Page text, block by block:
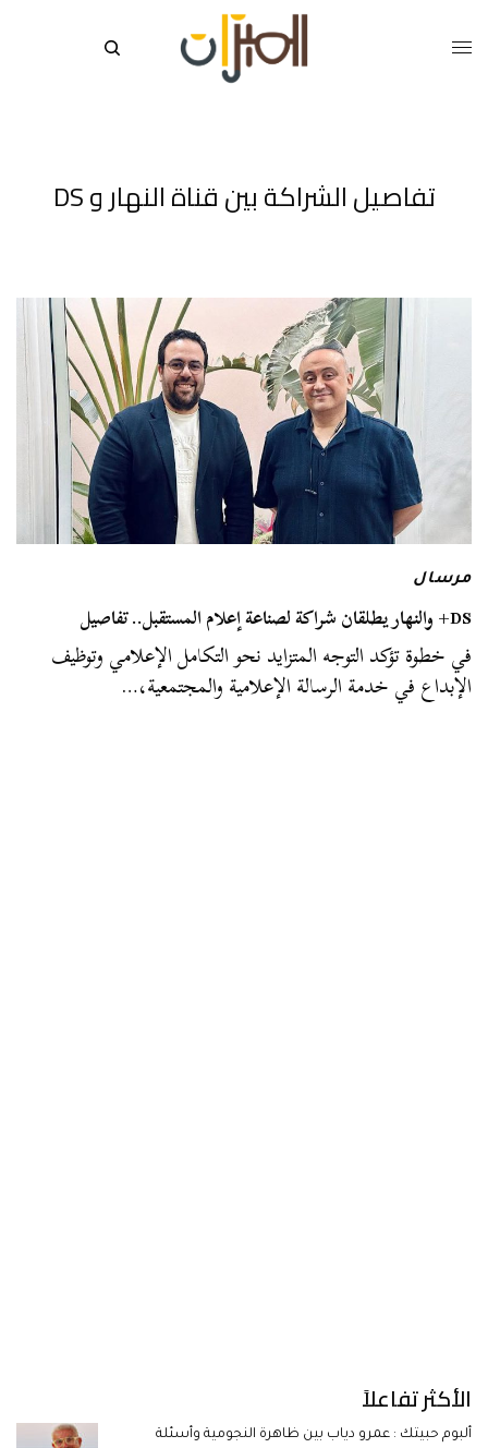
تفاصيل الشراكة بين قناة النهار و DS
مرسال
DS+ والنهار يطلقان شراكة لصناعة إعلام المستقبل.. تفاصيل
في خطوة تؤكد التوجه المتزايد نحو التكامل الإعلامي وتوظيف
الإبداع في خدمة الرسالة الإعلامية والمجتمعية،…
الأكثر تفاعلاً
ألبوم حبيتك : عمرو دياب بين ظاهرة النجومية وأسئلة